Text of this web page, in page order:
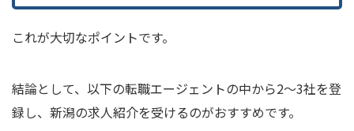
これが大切なポイントです。
結論として、以下の転職エージェントの中から2〜3社を登
録し、新潟の求人紹介を受けるのがおすすめです。